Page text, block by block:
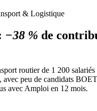
& Logistique
−38 % de
routier de 1 200
avec peu de candidats
avec Amploi en 12 mois.